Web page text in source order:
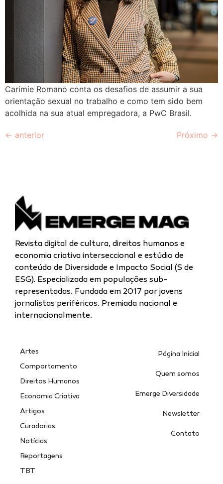
Carimie Romano conta os desafios de assumir a sua
orientação sexual no trabalho e como tem sido bem
acolhida na sua atual empregadora, a PwC Brasil.
← anterior Próximo →
Revista digital de cultura, direitos humanos e
economia criativa interseccional e estúdio de
conteúdo de Diversidade e Impacto Social (S de
ESG). Especializada em populações sub-
representadas. Fundada em 2017 por jovens
jornalistas periféricos. Premiada nacional e
internacionalmente.
Artes
Comportamento
Direitos Humanos
Economia Criativa
Artigos
Curadorias
Notícias
Reportagens
TBT
Página Inicial
Quem somos
Emerge Diversidade
Newsletter
Contato